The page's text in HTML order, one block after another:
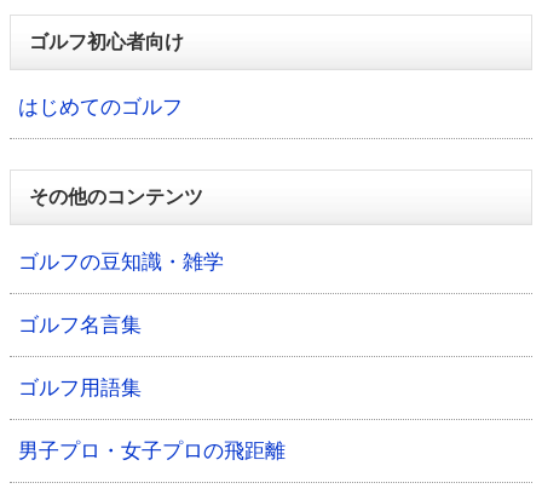
ゴルフ初心者向け
はじめてのゴルフ
その他のコンテンツ
ゴルフの豆知識・雑学
ゴルフ名言集
ゴルフ用語集
男子プロ・女子プロの飛距離